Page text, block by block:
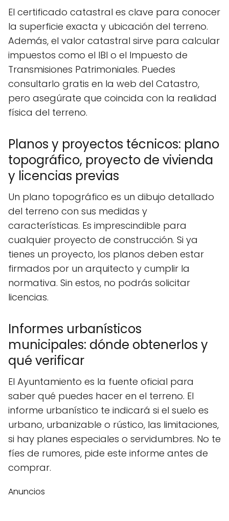
El certificado catastral es clave para conocer
la superficie exacta y ubicación del terreno.
Además, el valor catastral sirve para calcular
impuestos como el IBI o el Impuesto de
Transmisiones Patrimoniales. Puedes
consultarlo gratis en la web del Catastro,
pero asegúrate que coincida con la realidad
física del terreno.
Planos y proyectos técnicos: plano
topográfico, proyecto de vivienda
y licencias previas
Un plano topográfico es un dibujo detallado
del terreno con sus medidas y
características. Es imprescindible para
cualquier proyecto de construcción. Si ya
tienes un proyecto, los planos deben estar
firmados por un arquitecto y cumplir la
normativa. Sin estos, no podrás solicitar
licencias.
Informes urbanísticos
municipales: dónde obtenerlos y
qué verificar
El Ayuntamiento es la fuente oficial para
saber qué puedes hacer en el terreno. El
informe urbanístico te indicará si el suelo es
urbano, urbanizable o rústico, las limitaciones,
si hay planes especiales o servidumbres. No te
fíes de rumores, pide este informe antes de
comprar.
Anuncios